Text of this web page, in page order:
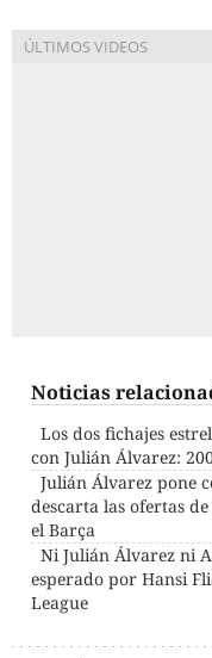
Noticias
Los dos fichajes
con Julián Álvarez:
Julián Álvarez pone
descarta las ofertas
el Barça
Ni Julián Álvarez ni
esperado por Hansi
League